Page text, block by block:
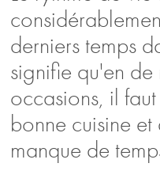
derniers temps
signifie qu'en de
occasions, il
bonne cuisine
manque de